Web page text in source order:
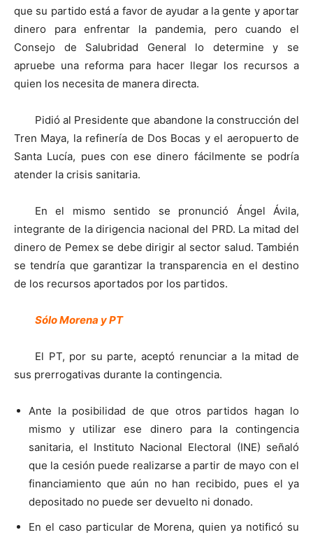
que su partido está a favor de ayudar a la gente y aportar
dinero para enfrentar la pandemia, pero cuando el
Consejo de Salubridad General lo determine y se
apruebe una reforma para hacer llegar los recursos a
quien los necesita de manera directa.
Pidió al Presidente que abandone la construcción del
Tren Maya, la refinería de Dos Bocas y el aeropuerto de
Santa Lucía, pues con ese dinero fácilmente se podría
atender la crisis sanitaria.
En el mismo sentido se pronunció Ángel Ávila,
integrante de la dirigencia nacional del PRD. La mitad del
dinero de Pemex se debe dirigir al sector salud. También
se tendría que garantizar la transparencia en el destino
de los recursos aportados por los partidos.
Sólo Morena y PT
El PT, por su parte, aceptó renunciar a la mitad de
sus prerrogativas durante la contingencia.
Ante la posibilidad de que otros partidos hagan lo
mismo y utilizar ese dinero para la contingencia
sanitaria, el Instituto Nacional Electoral (INE) señaló
que la cesión puede realizarse a partir de mayo con el
financiamiento que aún no han recibido, pues el ya
depositado no puede ser devuelto ni donado.
En el caso particular de Morena, quien ya notificó su